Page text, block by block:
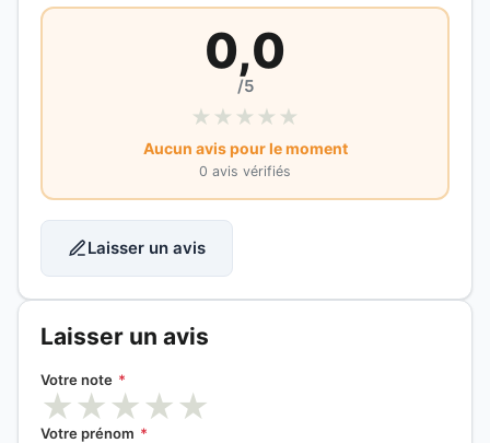
0,0
/5
★ ★ ★ ★ ★
Aucun avis pour le moment
0 avis vérifiés
Laisser un avis
Laisser un avis
Votre note *
★★★★★
Votre prénom *